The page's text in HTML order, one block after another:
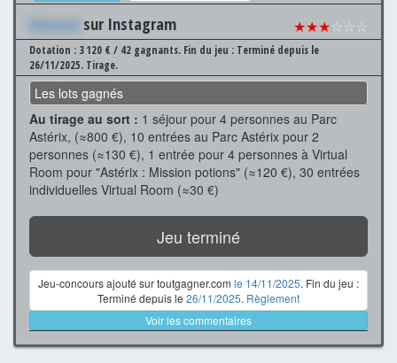
Xxxxxxx sur Instagram ★★★☆☆☆
Dotation : 3 120 € / 42 gagnants. Fin du jeu : Terminé depuis le
26/11/2025. Tirage.
Les lots gagnés
Au tirage au sort : 1 séjour pour 4 personnes au Parc
Astérix, (≈800 €), 10 entrées au Parc Astérix pour 2
personnes (≈130 €), 1 entrée pour 4 personnes à Virtual
Room pour "Astérix : Mission potions" (≈120 €), 30 entrées
individuelles Virtual Room (≈30 €)
Jeu terminé
Jeu-concours ajouté sur toutgagner.com le 14/11/2025. Fin du jeu :
Terminé depuis le 26/11/2025. Règlement
Voir les commentaires